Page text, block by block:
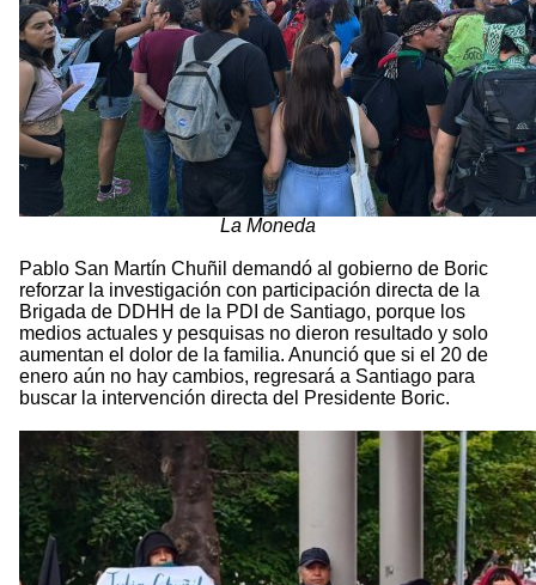
La Moneda
Pablo San Martín Chuñil demandó al gobierno de Boric
reforzar la investigación con participación directa de la
Brigada de DDHH de la PDI de Santiago, porque los
medios actuales y pesquisas no dieron resultado y solo
aumentan el dolor de la familia. Anunció que si el 20 de
enero aún no hay cambios, regresará a Santiago para
buscar la intervención directa del Presidente Boric.